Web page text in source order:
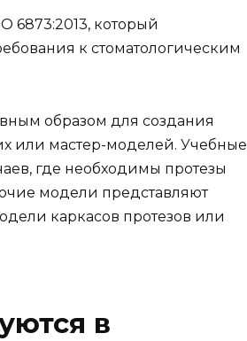
6873:2013, который
к стоматологическим
образом для создания
или мастер-моделей. Учебные
где необходимы протезы
модели представляют
каркасов протезов или
в